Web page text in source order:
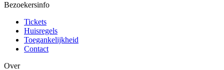
Bezoekersinfo
Tickets
Huisregels
Toegankelijkheid
Contact
Over